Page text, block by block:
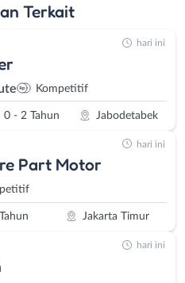
Terkait
Kompetitif
0 - 2 Tahun Jabodetabek
hari ini
Part Motor
Jakarta Timur
hari ini
hari ini